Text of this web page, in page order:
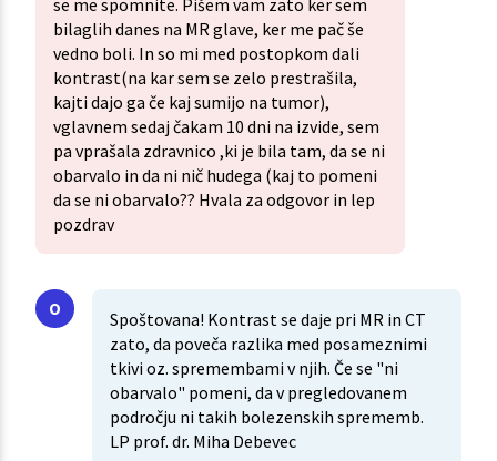
se me spomnite. Pišem vam zato ker sem
bilaglih danes na MR glave, ker me pač še
vedno boli. In so mi med postopkom dali
kontrast(na kar sem se zelo prestrašila,
kajti dajo ga če kaj sumijo na tumor),
vglavnem sedaj čakam 10 dni na izvide, sem
pa vprašala zdravnico ,ki je bila tam, da se ni
obarvalo in da ni nič hudega (kaj to pomeni
da se ni obarvalo?? Hvala za odgovor in lep
pozdrav
Spoštovana! Kontrast se daje pri MR in CT
zato, da poveča razlika med posameznimi
tkivi oz. spremembami v njih. Če se "ni
obarvalo" pomeni, da v pregledovanem
področju ni takih bolezenskih sprememb.
LP prof. dr. Miha Debevec